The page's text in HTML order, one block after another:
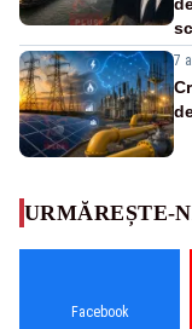
7
URMĂREȘTE-
Facebook